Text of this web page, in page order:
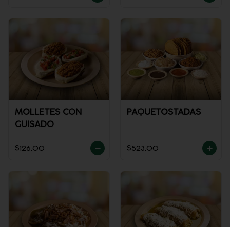
MOLLETES CON
GUISADO
$126.00
PAQUETOSTADAS
$523.00